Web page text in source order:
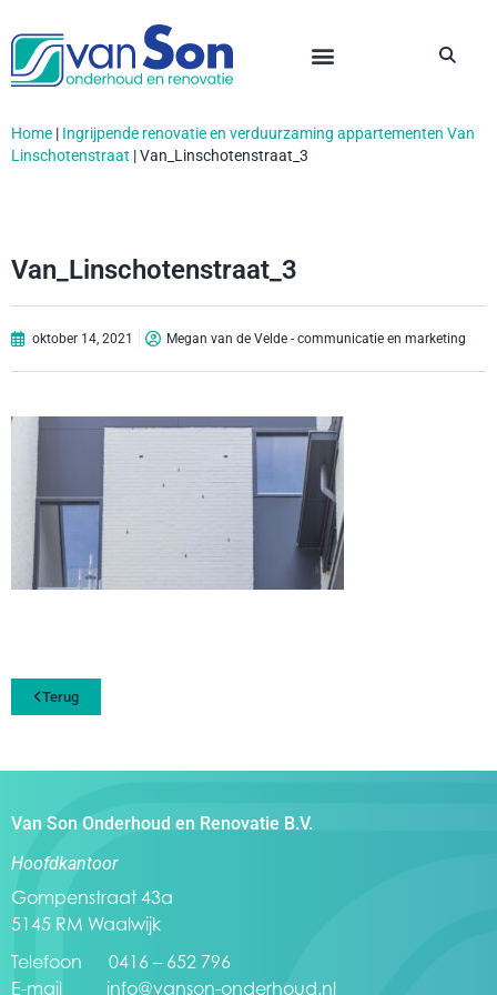
Home | Ingrijpende renovatie en verduurzaming appartementen Van
Linschotenstraat |Van_Linschotenstraat_3
Van_Linschotenstraat_3
oktober 14, 2021 Megan van de Velde - communicatie en marketing
Terug
Van Son Onderhoud en Renovatie B.V.
Hoofdkantoor
Gompenstraat 43a
5145 RM Waalwijk
Telefoon 0416 – 652 796
E-mail info@vanson-onderhoud.nl